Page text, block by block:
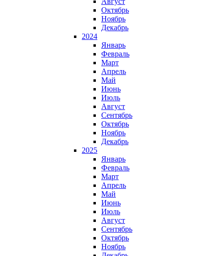
Октябрь
Ноябрь
Декабрь
2024
Январь
Февраль
Март
Апрель
Май
Июнь
Июль
Август
Сентябрь
Октябрь
Ноябрь
Декабрь
2025
Январь
Февраль
Март
Апрель
Май
Июнь
Июль
Август
Сентябрь
Октябрь
Ноябрь